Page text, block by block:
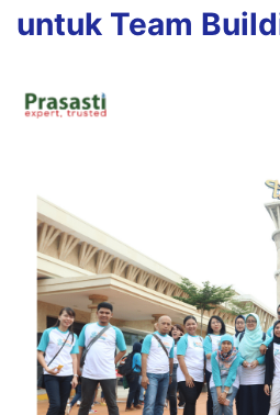
untuk Team